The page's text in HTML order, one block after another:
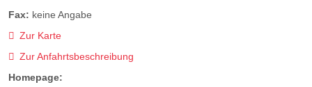
Fax: keine Angabe
Zur Karte
Zur Anfahrtsbeschreibung
Homepage: